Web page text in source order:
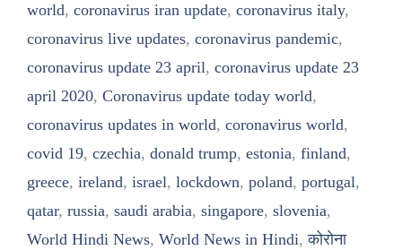
world, coronavirus iran update, coronavirus italy,
coronavirus live updates, coronavirus pandemic,
coronavirus update 23 april, coronavirus update 23
april 2020, Coronavirus update today world,
coronavirus updates in world, coronavirus world,
covid 19, czechia, donald trump, estonia, finland,
greece, ireland, israel, lockdown, poland, portugal,
qatar, russia, saudi arabia, singapore, slovenia,
World Hindi News, World News in Hindi,कोरोना